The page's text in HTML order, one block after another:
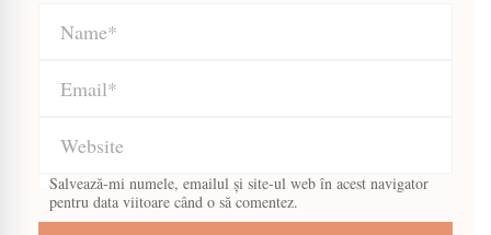
Salvează-mi numele, emailul și site-ul web în acest navigator
pentru data viitoare când o să comentez.